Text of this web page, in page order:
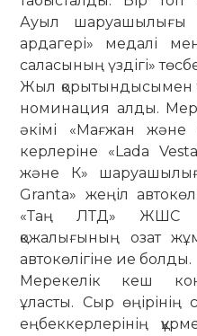
Ауыл шаруашылығы
ардагері» медалі
саласының үздігі»
Жыл қорытындысымен
номинация алды.
әкімі «Мағжан
керлеріне «Lada
және К»
Granta» жеңіл
«Таң ЛТД» ЖШС
қожалығының озат
автокөлігіне ие болды.
Мерекелік кеш
ұласты. Сыр
еңбеккерлерінің